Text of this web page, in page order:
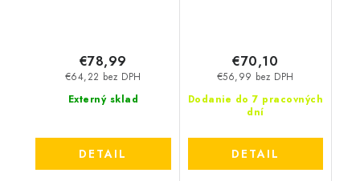
Externý sklad
€64,22 bez DPH
€78,99
DETAIL
Dodanie do 7 pracovných
dní
€56,99 bez DPH
€70,10
DETAIL